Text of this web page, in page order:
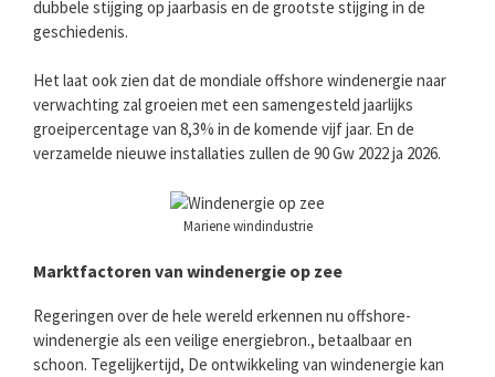
dubbele stijging op jaarbasis en de grootste stijging in de
geschiedenis.
Het laat ook zien dat de mondiale offshore windenergie naar
verwachting zal groeien met een samengesteld jaarlijks
groeipercentage van 8,3% in de komende vijf jaar. En de
verzamelde nieuwe installaties zullen de 90 Gw 2022 ja 2026.
Mariene windindustrie
Marktfactoren van windenergie op zee
Regeringen over de hele wereld erkennen nu offshore-
windenergie als een veilige energiebron., betaalbaar en
schoon. Tegelijkertijd, De ontwikkeling van windenergie kan